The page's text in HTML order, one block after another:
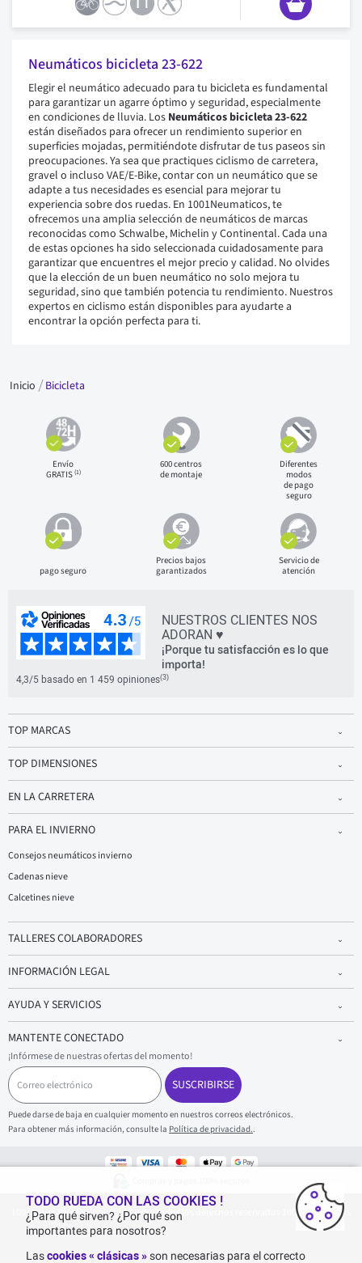
Neumáticos bicicleta 23-622
Elegir el neumático adecuado para tu bicicleta es fundamental
para garantizar un agarre óptimo y seguridad, especialmente
en condiciones de lluvia. Los Neumáticos bicicleta 23-622
están diseñados para ofrecer un rendimiento superior en
superficies mojadas, permitiéndote disfrutar de tus paseos sin
preocupaciones. Ya sea que practiques ciclismo de carretera,
gravel o incluso VAE/E-Bike, contar con un neumático que se
adapte a tus necesidades es esencial para mejorar tu
experiencia sobre dos ruedas. En 1001Neumaticos, te
ofrecemos una amplia selección de neumáticos de marcas
reconocidas como Schwalbe, Michelin y Continental. Cada una
de estas opciones ha sido seleccionada cuidadosamente para
garantizar que encuentres el mejor precio y calidad. No olvides
que la elección de un buen neumático no solo mejora tu
seguridad, sino que también potencia tu rendimiento. Nuestros
expertos en ciclismo están disponibles para ayudarte a
encontrar la opción perfecta para ti.
Inicio Bicicleta
Envío
GRATIS(1)
600 centros
de montaje
Diferentes
modos
de pago
seguro
pago seguro
Precios bajos
garantizados
Servicio de
atención
NUESTROS CLIENTES NOS
ADORAN ♥
¡Porque tu satisfacción es lo que
importa!
4,3/5 basado en 1 459 opiniones(3)
TOP MARCAS
TOP DIMENSIONES
EN LA CARRETERA
PARA EL INVIERNO
Consejos neumáticos invierno
Cadenas nieve
Calcetines nieve
TALLERES COLABORADORES
INFORMACIÓN LEGAL
AYUDA Y SERVICIOS
MANTENTE CONECTADO
¡Infórmese de nuestras ofertas del momento!
C
o
r
r
e
o
l
SUSCRIBIRSE
Puede darse de baja en cualquier momento en nuestros correos electrónicos.
Para obtener más información, consulte la Política de privacidad..
1001Neumaticos - Copyright 2025 - Todos los derechos reservados 1001Neumaticos
TODO RUEDA CON LAS COOKIES !
¿Para qué sirven? ¿Por qué son
importantes para nosotros?
Lascookies « clásicas »son necesarias para el correcto